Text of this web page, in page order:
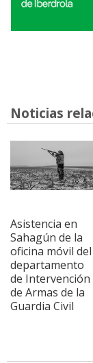
Noticias
Asistencia en
Sahagún de la
oficina móvil del
departamento
de Intervención
de Armas de la
Guardia Civil